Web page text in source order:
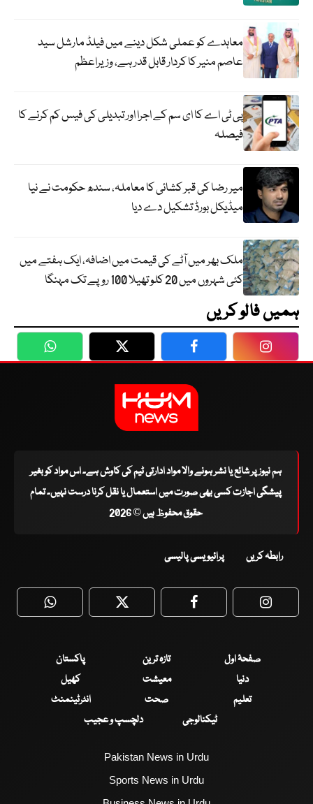
معاہدے کو عملی شکل دینے میں فیلڈ مارشل سید
عاصم منیر کا کردار قابل قدر ہے، وزیراعظم
پی ٹی اے کا ای سم کے اجرا اور تبدیلی کی فیس کم کرنے کا
فیصلہ
میر رضا کی قبر کشائی کا معاملہ، سندھ حکومت نے نیا
میڈیکل بورڈ تشکیل دے دیا
ملک بھر میں آٹے کی قیمت میں اضافہ، ایک ہفتے میں
کئی شہروں میں 20 کلو تھیلا 100 روپے تک مہنگا
ہمیں فالو کریں
WhatsApp Twitter Facebook
ہم نیوز پر شائع یا نشر ہونے والا مواد ادارتی ٹیم کی کاوش ہے۔ اس مواد کو بغیر
پیشگی اجازت کسی بھی صورت میں استعمال یا نقل کرنا درست نہیں۔ تمام
حقوق محفوظ ہیں © 2026
رابطہ کریں پرائیویسی پالیسی
WhatsApp Twitter Facebook
صفحۂ اول تازہ ترین
پاکستان
دنیا
معیشت
کھیل
تعلیم
صحت
انٹرٹینمنٹ
ٹیکنالوجی
دلچسپ و عجیب
Pakistan News in Urdu
Sports News in Urdu